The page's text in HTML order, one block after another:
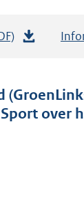
t
a
over